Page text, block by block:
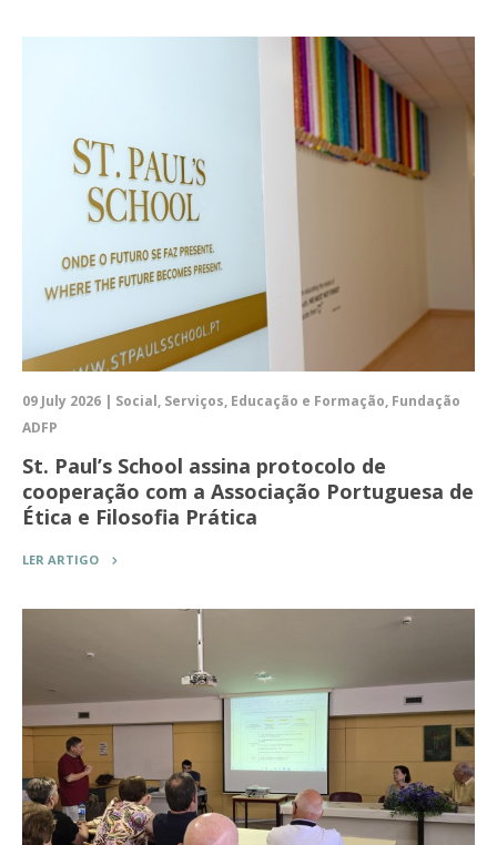
09 July 2026 | Social, Serviços, Educação e Formação, Fundação
ADFP
St. Paul’s School assina protocolo de
cooperação com a Associação Portuguesa de
Ética e Filosofia Prática
LER ARTIGO